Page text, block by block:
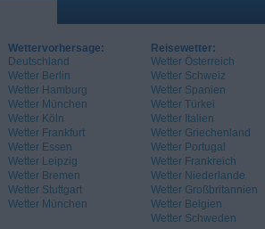
Wettervorhersage:
Deutschland
Wetter Berlin
Wetter Hamburg
Wetter München
Wetter Köln
Wetter Frankfurt
Wetter Essen
Wetter Leipzig
Wetter Bremen
Wetter Stuttgart
Wetter München
Reisewetter:
Wetter Österreich
Wetter Schweiz
Wetter Spanien
Wetter Türkei
Wetter Italien
Wetter Griechenland
Wetter Portugal
Wetter Frankreich
Wetter Niederlande
Wetter Großbritannien
Wetter Belgien
Wetter Schweden